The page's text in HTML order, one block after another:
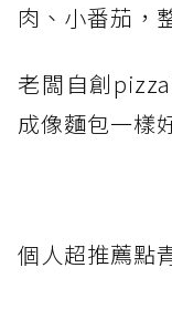
肉、小番茄，
老闆自創
成像麵包一樣
個人超推薦點